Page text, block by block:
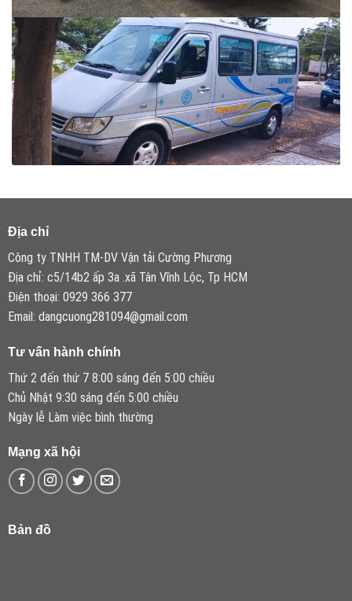
Địa chỉ
Công ty TNHH TM-DV Vận tải Cường Phương
Địa chỉ: c5/14b2 ấp 3a .xã Tân Vĩnh Lộc, Tp HCM
Điện thoại: 0929 366 377
Email: dangcuong281094@gmail.com
Tư vấn hành chính
Thứ 2 đến thứ 7 8:00 sáng đến 5:00 chiều
Chủ Nhật 9:30 sáng đến 5:00 chiều
Ngày lễ Làm việc bình thường
Mạng xã hội
Bản đồ